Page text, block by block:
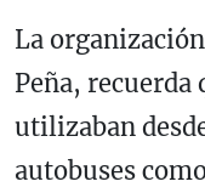
La
Peña, recuerda
utilizaban
autobuses